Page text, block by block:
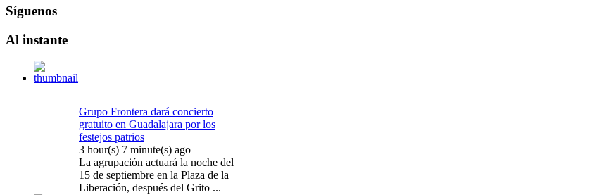
Síguenos
Al instante
Grupo Frontera dará concierto
gratuito en Guadalajara por los
festejos patrios
3 hour(s) 7 minute(s) ago
La agrupación actuará la noche del
15 de septiembre en la Plaza de la
Liberación, después del Grito ...